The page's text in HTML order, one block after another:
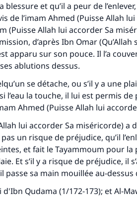
blessure et qu’il a peur de
de l’imam Ahmed (Puisse Allah
(Puisse Allah lui accorder Sa
d’après Ibn Omar
apparu sur son pouce. Il l’a
ablutions dessus.
se détache, ou s’il y a une
si l’eau la touche, il lui est permis
Ahmed (Puisse Allah lui
lui accorder Sa miséricorde) a
pas un risque de préjudice, qu’il
et fait leTayammoum pour la
Et s’il y a risque de préjudice, il
passe sa main mouillée au-dessus
d'Ibn Qudama (1/172-173); etAl-